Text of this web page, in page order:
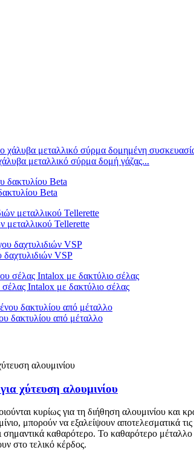
μεταλλικό σύρμα δομή γάζας...
Beta
μεταλλικού Tellerette
VSP
Intalox με δακτύλιο σέλας
δακτυλίου από μέταλλο
χύτευση αλουμινίου
κυρίως για τη διήθηση αλουμινίου και
μπορούν να εξαλείψουν αποτελεσματικά
σημαντικά καθαρότερο. Το καθαρότερο
στο τελικό κέρδος.